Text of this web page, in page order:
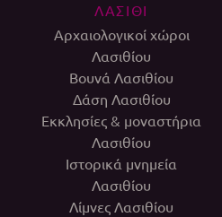
ΛΑΣΙΘΙ
Αρχαιολογικοί χώροι
Λασιθίου
Βουνά Λασιθίου
Δάση Λασιθίου
Εκκλησίες & μοναστήρια
Λασιθίου
Ιστορικά μνημεία
Λασιθίου
Λίμνες Λασιθίου